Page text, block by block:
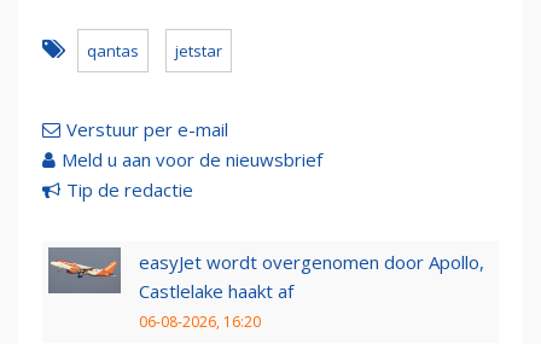
qantas jetstar
Verstuur per e-mail
Meld u aan voor de nieuwsbrief
Tip de redactie
easyJet wordt overgenomen door Apollo,
Castlelake haakt af
06-08-2026, 16:20